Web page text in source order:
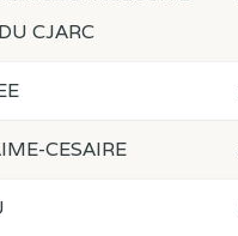
CJARC
CESAIRE